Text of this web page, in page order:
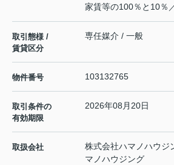
家賃等の100％と10％
取引態様 /
賃貸区分
専任媒介 / 一般
物件番号 103132765
取引条件の
有効期限
2026年08月20日
取扱会社
株式会社ハマノハウ
マノハウジング